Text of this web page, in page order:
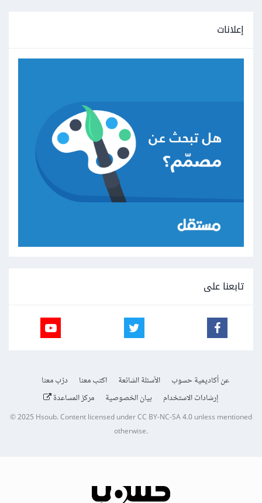
إعلانات
تابعنا على
عن أكاديمية حسوب الأسئلة الشائعة اكتب معنا
درّب معنا
إرشادات الاستخدام
بيان الخصوصية مركز المساعدة
© 2025Hsoub.Content licensed underCC BY-NC-SA 4.0unless mentioned
otherwise.